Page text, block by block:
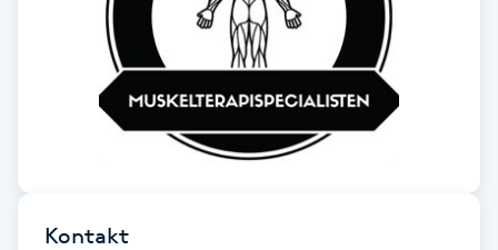
Faceliftmassage
Fet hårbotten
Fibromassage
Kontakt